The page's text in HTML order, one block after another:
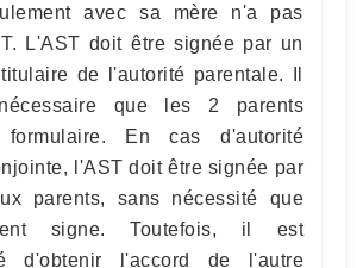
avec sa mère n'a pas
L'AST doit être signée par un
de l'autorité parentale. Il
que les 2 parents
En cas d'autorité
l'AST doit être signée par
parents, sans nécessité que
signe. Toutefois, il est
d'obtenir l'accord de l'autre